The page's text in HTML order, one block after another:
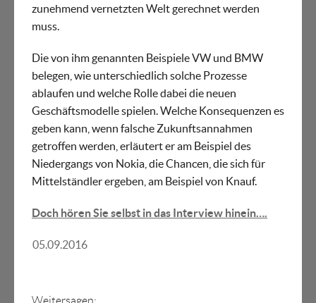
05.09.2016
zunehmend vernetzten Welt gerechnet werden
muss.
Die von ihm genannten Beispiele VW und BMW
belegen, wie unterschiedlich solche Prozesse
ablaufen und welche Rolle dabei die neuen
Geschäftsmodelle spielen. Welche Konsequenzen es
geben kann, wenn falsche Zukunftsannahmen
getroffen werden, erläutert er am Beispiel des
Niedergangs von Nokia, die Chancen, die sich für
Mittelständler ergeben, am Beispiel von Knauf.
Doch hören Sie selbst in das Interview hinein….